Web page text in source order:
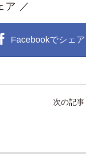
ア ／
Facebookでシェア
次の記事